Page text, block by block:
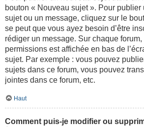
bouton « Nouveau sujet ». Pour publier
sujet ou un message, cliquez sur le
se peut que vous ayez besoin d’être
rédiger un message. Sur chaque
permissions est affichée en bas de
sujet. Par exemple : vous pouvez
sujets dans ce forum, vous pouvez
jointes dans ce forum, etc.
Haut
Comment puis-je modifier ou